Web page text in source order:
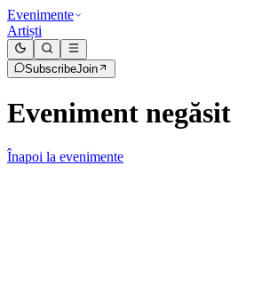
Evenimente
Artiști
SubscribeJoin
Eveniment negăsit
Înapoi la evenimente